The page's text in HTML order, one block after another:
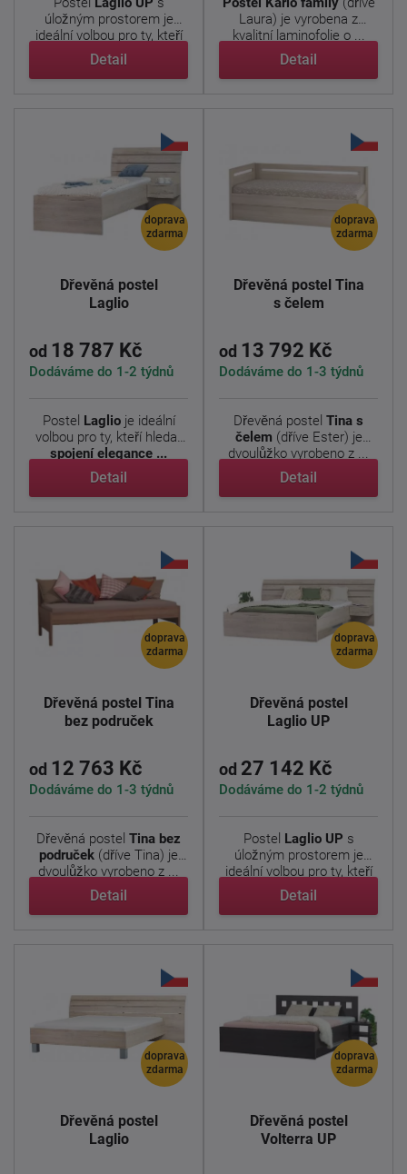
úložným prostorem je
ideální volbou pro ty, kteří
...
Detail
Laura) je vyrobena z
kvalitní laminofolie o ...
Detail
doprava
zdarma
Dřevěná postel
Laglio
od 18 787 Kč
Dodáváme do 1-2 týdnů
Postel Laglioje ideální
volbou pro ty, kteří hledají
spojení elegance ...
Detail
doprava
zdarma
Dřevěná postel Tina
s čelem
od 13 792 Kč
Dodáváme do 1-3 týdnů
Dřevěná postel Tina s
čelem (dříve Ester) je
dvoulůžko vyrobeno z ...
Detail
doprava
zdarma
Dřevěná postel Tina
bez područek
od 12 763 Kč
Dodáváme do 1-3 týdnů
Dřevěná postel Tina bez
područek (dříve Tina) je
dvoulůžko vyrobeno z ...
Detail
doprava
zdarma
Dřevěná postel
Laglio UP
od 27 142 Kč
Dodáváme do 1-2 týdnů
Postel Laglio UP s
úložným prostorem je
ideální volbou pro ty, kteří
...
Detail
doprava
zdarma
Dřevěná postel
Laglio
doprava
zdarma
Dřevěná postel
Volterra UP